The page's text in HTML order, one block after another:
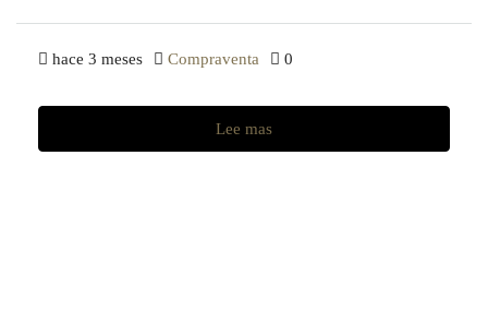
hace 3 meses Compraventa 0
Lee mas